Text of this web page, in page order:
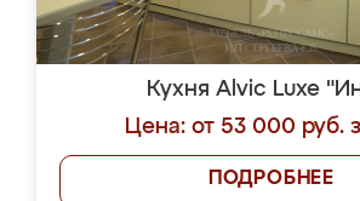
Кухня Alvic Luxe
Цена: от 53 000 руб.
ПОДРОБНЕЕ